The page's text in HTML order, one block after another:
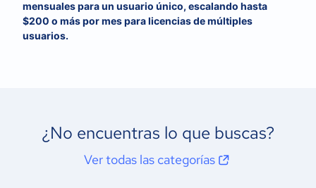
mensuales para un usuario único, escalando hasta
$200 o más por mes para licencias de múltiples
usuarios.
¿No encuentras lo que buscas?
Ver todas las categorías